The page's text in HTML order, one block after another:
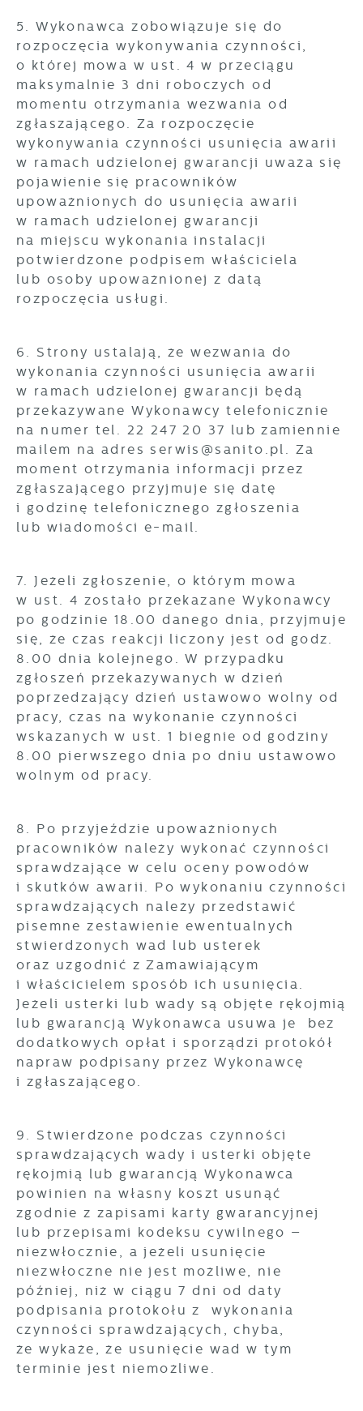
5. Wykonawca zobowiązuje się do
rozpoczęcia wykonywania czynności,
o której mowa w ust. 4 w przeciągu
maksymalnie 3 dni roboczych od
momentu otrzymania wezwania od
zgłaszającego. Za rozpoczęcie
wykonywania czynności usunięcia awarii
w ramach udzielonej gwarancji uważa się
pojawienie się pracowników
upoważnionych do usunięcia awarii
w ramach udzielonej gwarancji
na miejscu wykonania instalacji
potwierdzone podpisem właściciela
lub osoby upoważnionej z datą
rozpoczęcia usługi.
6. Strony ustalają, że wezwania do
wykonania czynności usunięcia awarii
w ramach udzielonej gwarancji będą
przekazywane Wykonawcy telefonicznie
na numer tel. 22 247 20 37 lub zamiennie
mailem na adres serwis@sanito.pl. Za
moment otrzymania informacji przez
zgłaszającego przyjmuje się datę
i godzinę telefonicznego zgłoszenia
lub wiadomości e-mail.
7. Jeżeli zgłoszenie, o którym mowa
w ust. 4 zostało przekazane Wykonawcy
po godzinie 18.00 danego dnia, przyjmuje
się, że czas reakcji liczony jest od godz.
8.00 dnia kolejnego. W przypadku
zgłoszeń przekazywanych w dzień
poprzedzający dzień ustawowo wolny od
pracy, czas na wykonanie czynności
wskazanych w ust. 1 biegnie od godziny
8.00 pierwszego dnia po dniu ustawowo
wolnym od pracy.
8. Po przyjeździe upoważnionych
pracowników należy wykonać czynności
sprawdzające w celu oceny powodów
i skutków awarii. Po wykonaniu czynności
sprawdzających należy przedstawić
pisemne zestawienie ewentualnych
stwierdzonych wad lub usterek
oraz uzgodnić z Zamawiającym
i właścicielem sposób ich usunięcia.
Jeżeli usterki lub wady są objęte rękojmią
lub gwarancją Wykonawca usuwa je bez
dodatkowych opłat i sporządzi protokół
napraw podpisany przez Wykonawcę
i zgłaszającego.
9. Stwierdzone podczas czynności
sprawdzających wady i usterki objęte
rękojmią lub gwarancją Wykonawca
powinien na własny koszt usunąć
zgodnie z zapisami karty gwarancyjnej
lub przepisami kodeksu cywilnego –
niezwłocznie, a jeżeli usunięcie
niezwłoczne nie jest możliwe, nie
później, niż w ciągu 7 dni od daty
podpisania protokołu z wykonania
czynności sprawdzających, chyba,
że wykaże, że usunięcie wad w tym
terminie jest niemożliwe.